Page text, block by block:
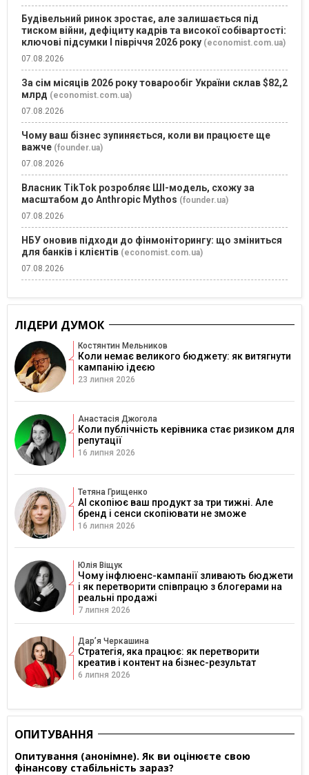
Будівельний ринок зростає, але залишається під
тиском війни, дефіциту кадрів та високої собівартості:
ключові підсумки І півріччя 2026 року (economist.com.ua)
07.08.2026
За сім місяців 2026 року товарообіг України склав $82,2
млрд (economist.com.ua)
07.08.2026
Чому ваш бізнес зупиняється, коли ви працюєте ще
важче (founder.ua)
07.08.2026
Власник TikTok розробляє ШІ-модель, схожу за
масштабом до Anthropic Mythos (founder.ua)
07.08.2026
НБУ оновив підходи до фінмоніторингу: що зміниться
для банків і клієнтів (economist.com.ua)
07.08.2026
ЛІДЕРИ ДУМОК
Костянтин Мельников
Коли немає великого бюджету: як витягнути
кампанію ідеєю
23 липня 2026
Анастасія Джогола
Коли публічність керівника стає ризиком для
репутації
16 липня 2026
Тетяна Грищенко
AI скопіює ваш продукт за три тижні. Але
бренд і сенси скопіювати не зможе
16 липня 2026
Юлія Віщук
Чому інфлюенс-кампанії зливають бюджети
і як перетворити співпрацю з блогерами на
реальні продажі
7 липня 2026
Дарʼя Черкашина
Стратегія, яка працює: як перетворити
креатив і контент на бізнес-результат
6 липня 2026
ОПИТУВАННЯ
Опитування (анонімне). Як ви оцінюєте свою
фінансову стабільність зараз?